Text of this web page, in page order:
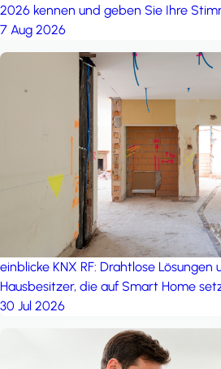
2026 kennen und geben Sie Ihre
7 Aug 2026
einblicke KNX RF: Drahtlose
Hausbesitzer, die auf Smart Home
30 Jul 2026